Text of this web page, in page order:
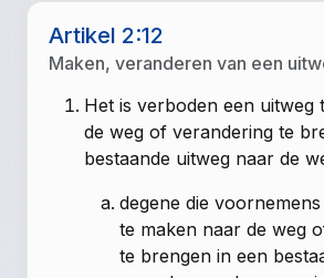
Artikel 2:12
Maken, veranderen van een
Het is verboden een uitweg
de weg of verandering te
bestaande uitweg naar de
degene die
te maken naar de weg
te brengen in een